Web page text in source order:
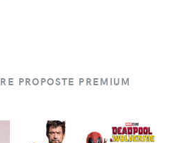
PROPOSTE PREMIUM